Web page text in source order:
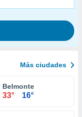
Más ciudades
Belmonte
33° 16°